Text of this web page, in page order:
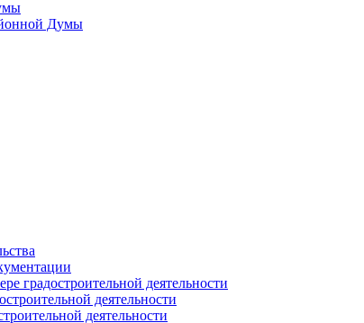
Думы
градостроительной деятельности
деятельности
деятельности